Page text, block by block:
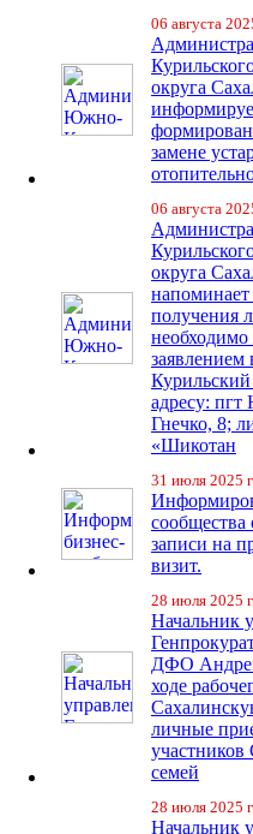
06 августа
округа
замене
06 августа
округа
получения
необходимо
адресу:
Гнечко, 8;
«Шикотан
31 июля 2025
сообщества
записи на
визит.
28 июля 2025
Начальник
ДФО
ходе
личные
семей
28 июля 2025
Начальник